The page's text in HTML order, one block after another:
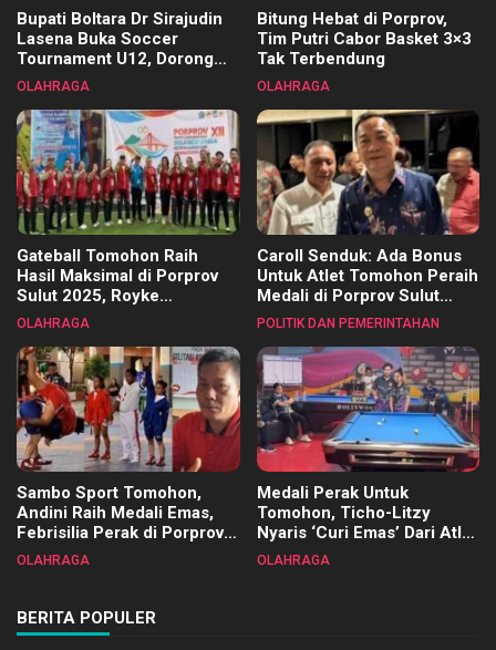
Bupati Boltara Dr Sirajudin
Lasena Buka Soccer
Tournament U12, Dorong
Pembinaan Merata di Setiap
OLAHRAGA
Bitung Hebat di Porprov,
Tim Putri Cabor Basket 3×3
Tak Terbendung
OLAHRAGA
Gateball Tomohon Raih
Hasil Maksimal di Porprov
Sulut 2025, Royke
Tangkawarouw Ucapkan
OLAHRAGA
Caroll Senduk: Ada Bonus
Untuk Atlet Tomohon Peraih
Medali di Porprov Sulut
2025
POLITIK DAN PEMERINTAHAN
Sambo Sport Tomohon,
Andini Raih Medali Emas,
Febrisilia Perak di Porprov
Sulut 2025
OLAHRAGA
Medali Perak Untuk
Tomohon, Ticho-Litzy
Nyaris ‘Curi Emas’ Dari Atlet
Biliar PON di Porprov Sulut
OLAHRAGA
BERITA POPULER